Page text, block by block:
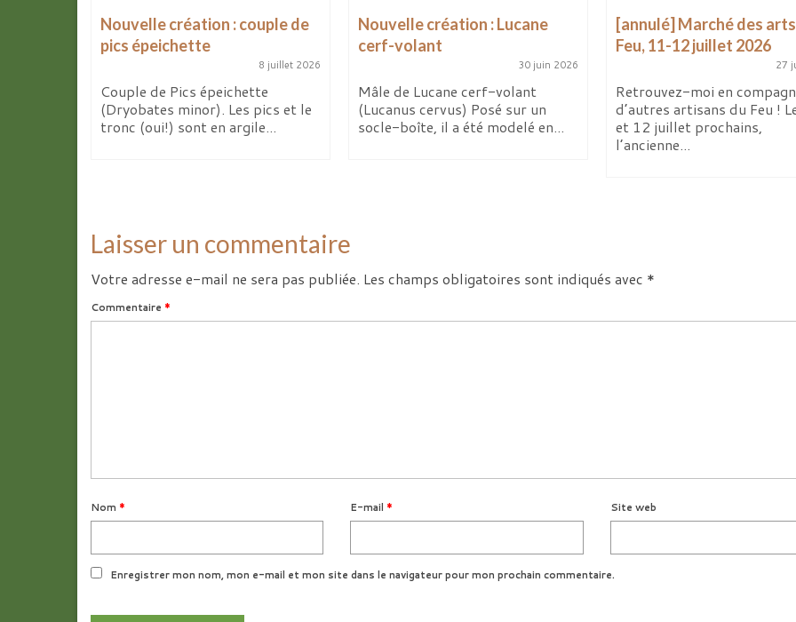
Nouvelle création : couple de
pics épeichette
8 juillet 2026
Couple de Pics épeichette
(Dryobates minor). Les pics et le
tronc (oui!) sont en argile...
Nouvelle création : Lucane
cerf-volant
30 juin 2026
Mâle de Lucane cerf-volant
(Lucanus cervus) Posé sur un
socle-boîte, il a été modelé en...
[annulé] Marché des
Feu, 11-12 juillet 2026
27
Retrouvez-moi en
d’autres artisans du Feu !
et 12 juillet prochains,
l’ancienne...
Laisser un commentaire
Votre adresse e-mail ne sera pas publiée. Les champs obligatoires sont indiqués avec *
Commentaire *
Nom * E-mail * Site web
Enregistrer mon nom, mon e-mail et mon site dans le navigateur pour mon prochain commentaire.